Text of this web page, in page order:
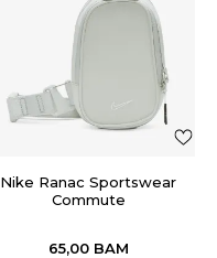
Nike Ranac Sportswear
Commute
65,00 BAM